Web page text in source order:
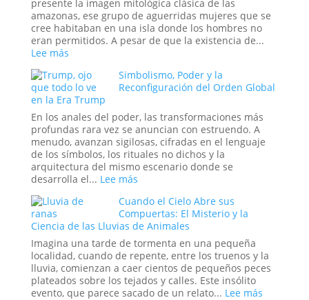
Hora
del
Apocalipsis
Proyecto
Stargate:
¿La
de
la
o
el
Sueño
de
un
Espía?
presente la imagen mitológica clásica de las
amazonas, ese grupo de aguerridas mujeres que se
cree habitaban en una isla donde los hombres no
eran permitidos. A pesar de que la existencia de...
Lee más:
Guerreras
Amazonas:
La
leyenda
Simbolismo, Poder y la
Reconfiguración del Orden Global
en la Era Trump
En los anales del poder, las transformaciones más
profundas rara vez se anuncian con estruendo. A
menudo, avanzan sigilosas, cifradas en el lenguaje
de los símbolos, los rituales no dichos y la
arquitectura del mismo escenario donde se
desarrolla el... Lee más:
Poder
y
la
Reconfiguración
del
Orden
Global
en
Cuando el Cielo Abre sus
Compuertas: El Misterio y la
Ciencia de las Lluvias de Animales
Imagina una tarde de tormenta en una pequeña
localidad, cuando de repente, entre los truenos y la
lluvia, comienzan a caer cientos de pequeños peces
plateados sobre los tejados y calles. Este insólito
evento, que parece sacado de un relato... Lee más: